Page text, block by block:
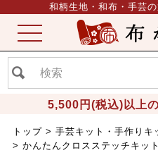
和柄生地・和布・手芸
5,500円(税込)以上
ME
NU
トップ 手芸キット・手作りキ
かんたんクロスステッチキッ